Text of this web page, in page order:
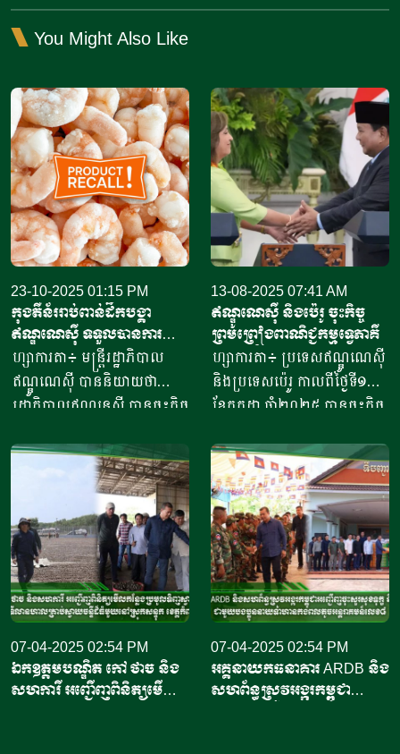
You Might Also Like
23-10-2025 01:15 PM
កុងតឺន័ររាប់ពាន់ដឹកបង្គា​
ឥណ្ឌូណេស៊ី​ ទទួលបានការ
អនុញ្ញាតនាំ​ចូល​ទីផ្សារអាម៉េរិក
ហ្សាការតា៖ មន្ត្រីរដ្ឋាភិបាល
ឥណ្ឌូណេស៊ី បាននិយាយថា
រដ្ឋាភិបាលឥណ្ឌូនេស៊ី បានចុះកិច្ច
អាហារ និងឱសថសហរដ្ឋ
អាម៉េរិក ដើម្បីចាប់ផ្តើមដំណើរ
ការនាំចេញឡើងវិញ នូវ
ផលិតផលបង្គាឥណ្ឌូនេស៊ីទៅកាន់
សហរដ្ឋអាម៉េរិក។ ប្រធានទី
ភ្នាក់ងារគ្រប់គ្រង និងត្រួតពិនិត្យ
គុណភាពផលិតផលសមុទ្រ និង
នេសាទរបស់ប្រទេសឥណ្ឌូណេស៊ី
បានបញ្ជាក់ថា កិច្ចព្រមព្រៀង
នេះអនុញ្ញាតឱ្យកុងតឺន័ររាប់ពាន់
គ្រឿងដឹកបង្គារឥណ្ឌូណេស៊ី ដែល
13-08-2025 07:41 AM
ឥណ្ឌូណេស៊ី និងប៉េរូ ចុះកិច្ច
ព្រមព្រៀងពាណិជ្ជកម្មទ្វេភាគី
ហ្សាការតា៖ ប្រទេសឥណ្ឌូណេស៊ី
និងប្រទេសប៉េរូ កាលពីថ្ងៃទី១១
ខែកក្កដា ឆ្នាំ២០២៥ បានចុះកិច្ច
មេដឹកនាំប្រទេសទាំងពីរបានជួប
ប្រជុំគ្នានៅទីក្រុងហ្សាកាតា
បន្ទាប់ពីប្រធានាធិបតីអាមេរិក
លោក ដូណាល់ ត្រាំ (Donald
Trump) បានកំណត់អត្រា
ពន្ធ១៩ភាគរយលើការនាំចូលពី
ប្រទេសឥណ្ឌូណេស៊ី។ សារ
ព័ត៌មាន ហ្សាកាតា ប៉ុស្ត្តិ៍ របស់
ឥណ្ឌូណេស៊ី បានចេញផ្សាយថា
កិច្ចព្រមព្រៀងធ្វើឡើងក្នុងដំណើរ
ទស្សនកិច្ចរបស់ប្រធានាធិបតីប៉េរូ
07-04-2025 02:54 PM
ឯកឧត្តមបណ្ឌិត កៅ ថាច និង
សហការី អញ្ជើញពិនិត្យមើល
07-04-2025 02:54 PM
អគ្គនាយកធនាគារ ARDB និង
សហព័ន្ធស្រូវអង្ករកម្ពុជា